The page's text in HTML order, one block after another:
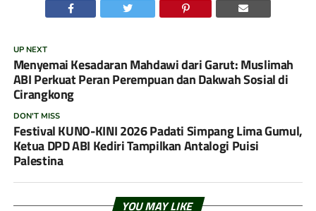
UP NEXT
Menyemai Kesadaran Mahdawi dari Garut: Muslimah
ABI Perkuat Peran Perempuan dan Dakwah Sosial di
Cirangkong
DON'T MISS
Festival KUNO-KINI 2026 Padati Simpang Lima Gumul,
Ketua DPD ABI Kediri Tampilkan Antalogi Puisi
Palestina
YOU MAY LIKE